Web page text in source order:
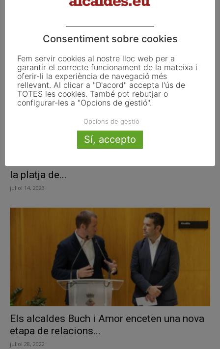
la platja de...
juliol 14, 2023
Els alcaldes Buch i Amor enceten una nova
etapa de relacions...
juliol 28, 2022
Consentiment sobre cookies
Fem servir cookies al nostre lloc web per a
garantir el correcte funcionament de la mateixa i
oferir-li la experiència de navegació més
rellevant. Al clicar a "D'acord" accepta l'ús de
TOTES les cookies. També pot rebutjar o
configurar-les a "Opcions de gestió".
Opcions de gestió
Sí, accepto